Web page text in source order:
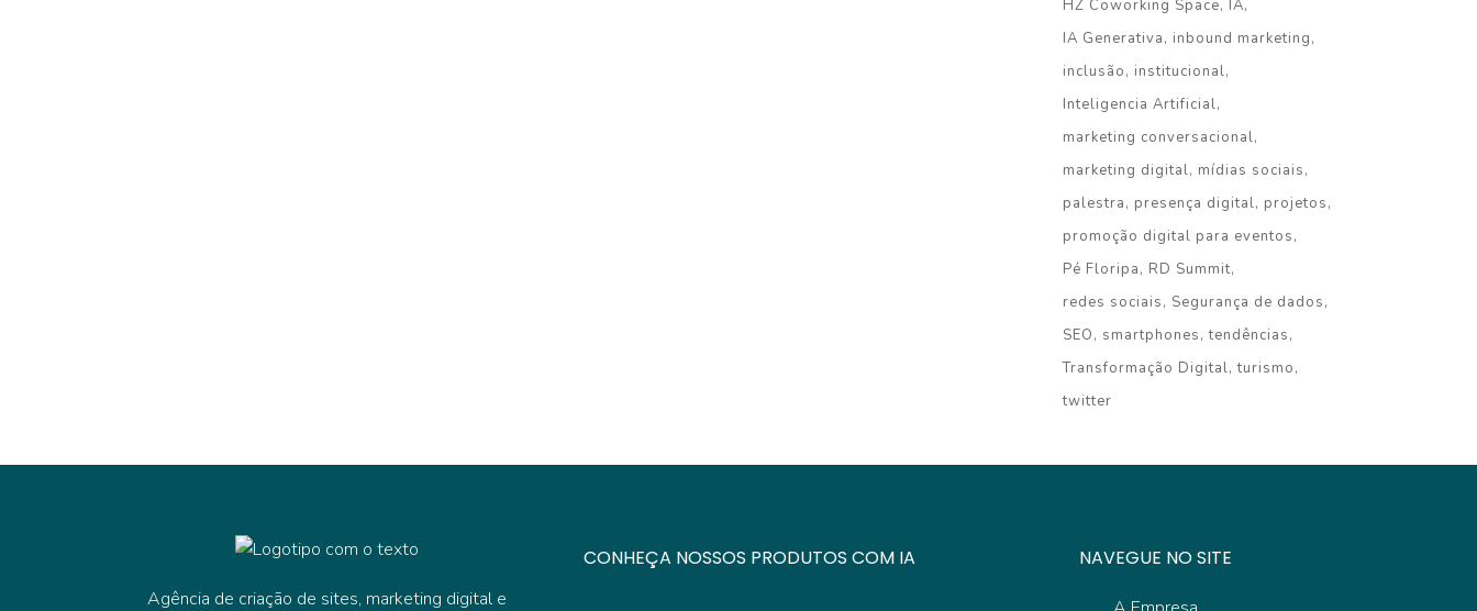
HZ Coworking Space IA
IA Generativa
inbound marketing
inclusão
institucional
Inteligencia Artificial
marketing conversacional
marketing digital mídias sociais
palestra
presença digital projetos
promoção digital para eventos
Pé Floripa
RD Summit
redes sociais
Segurança de dados
SEO
smartphones tendências
Transformação Digital turismo
twitter
Agência de criação de sites, marketing digital e
CONHEÇA NOSSOS PRODUTOS COM IA NAVEGUE NO SITE